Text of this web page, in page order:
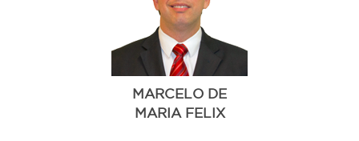
MARCELO DE
MARIA FELIX